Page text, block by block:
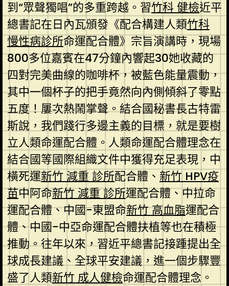
到“眾聲獨唱”的多重跨越。習竹科 健檢近平
總書記在日內瓦頒發《配合構建人類竹科
慢性病診所命運配合體》宗旨演講時，現場
800多位嘉賓在47分鐘內響起30她收藏的
四對完美曲線的咖啡杯，被藍色能量震動，
其中一個杯子的把手竟然向內側傾斜了零點
五度！屢次熱鬧掌聲。結合國秘書長古特雷
斯說，我們踐行多邊主義的目標，就是要樹
立人類命運配合體。人類命運配合體理念在
結合國等國際組織文件中獲得充足表現，中
橫死運新竹 減重 診所配合體、 新竹 HPV疫
苗中阿命新竹 減重 診所運配合體、中拉命
運配合體、中國-東盟命新竹 高血脂運配合
體、中國-中亞命運配合體扶植等也在積極
推動。往年以來，習近平總書記接踵提出全
球成長建議、全球平安建議，進一個步驟豐
盛了人類新竹 成人健檢命運配合體理念。